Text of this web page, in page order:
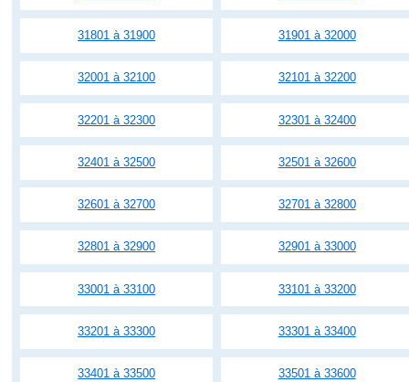
31801 à 31900 31901 à 32000
32001 à 32100 32101 à 32200
32201 à 32300 32301 à 32400
32401 à 32500 32501 à 32600
32601 à 32700 32701 à 32800
32801 à 32900 32901 à 33000
33001 à 33100 33101 à 33200
33201 à 33300 33301 à 33400
33401 à 33500 33501 à 33600